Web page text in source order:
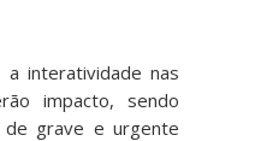
interatividade nas
impacto, sendo
de grave e urgente